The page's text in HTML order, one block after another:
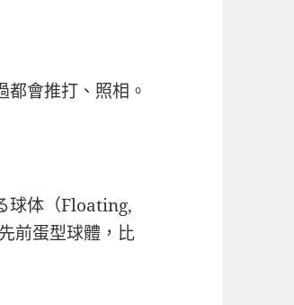
會推打、照相。
球体（Floating,
前蛋型球體，比